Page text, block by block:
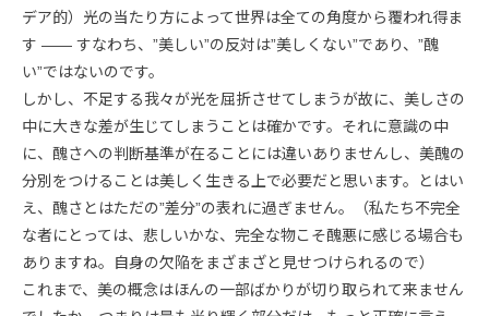
デア的）光の当たり方によって世界は全ての角度から覆われ得ま
す ―― すなわち、”美しい”の反対は”美しくない”であり、”醜
い”ではないのです。
しかし、不足する我々が光を屈折させてしまうが故に、美しさの
中に大きな差が生じてしまうことは確かです。それに意識の中
に、醜さへの判断基準が在ることには違いありませんし、美醜の
分別をつけることは美しく生きる上で必要だと思います。とはい
え、醜さとはただの”差分”の表れに過ぎません。（私たち不完全
な者にとっては、悲しいかな、完全な物こそ醜悪に感じる場合も
ありますね。自身の欠陥をまざまざと見せつけられるので）
これまで、美の概念はほんの一部ばかりが切り取られて来ません